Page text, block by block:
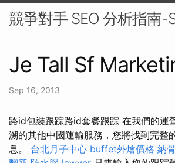
競爭對手 SEO 分析指南-
Je Tall Sf
Sep 16, 2013
路id包裝跟踪路id套餐跟踪 在我們的運
溯的其他中國運輸服務，您將找到完整
息。 台北月子中心 buffet外燴價格 納